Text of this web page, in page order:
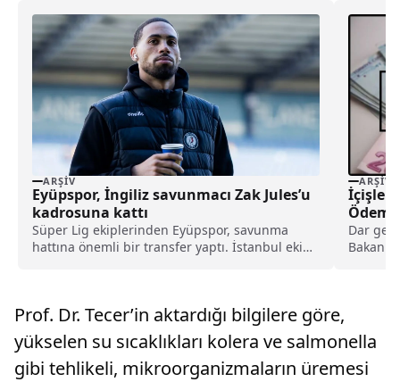
ARŞIV
Eyüpspor, İngiliz savunmacı Zak Jules’u
kadrosuna kattı
Süper Lig ekiplerinden Eyüpspor, savunma
hattına önemli bir transfer yaptı. İstanbul ekibi,
ARŞIV
İçişleri
Dar
Prof. Dr. Tecer’in aktardığı bilgilere göre,
yükselen su sıcaklıkları kolera ve salmonella
gibi tehlikeli, mikroorganizmaların üremesi